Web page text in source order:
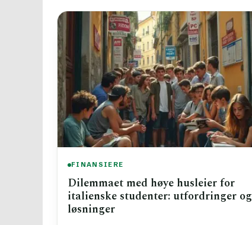
FINANSIERE
Dilemmaet med høye husleier for
italienske studenter: utfordringer og
løsninger